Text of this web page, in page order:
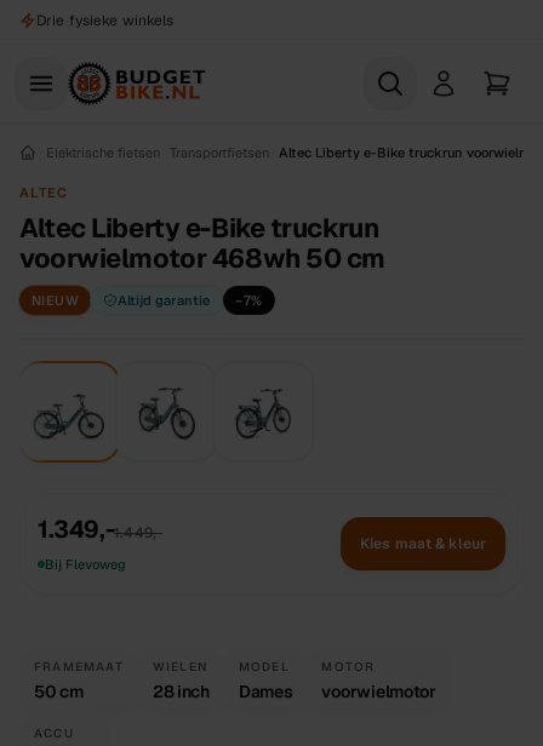
Naar hoofdinhoud
Drie fysieke winkels
Elektrische fietsen Transportfietsen Altec Liberty e-Bike truckrun
ALTEC
Altec Liberty e-Bike truckrun
voorwielmotor 468wh 50 cm
NIEUW Altijd garantie −7%
1.349,-1.449,-
Bij Flevoweg
Kies maat & kleur
FRAMEMAAT
50 cm
WIELEN
28 inch
MODEL
Dames
MOTOR
voorwielmotor
ACCU